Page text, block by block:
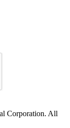
Corporation. All